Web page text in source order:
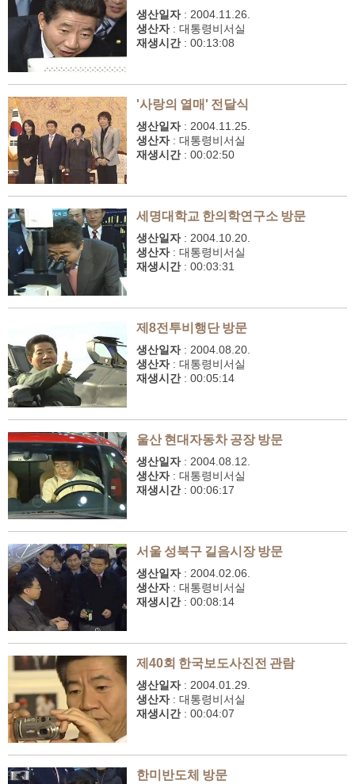
생산일자 : 2004.11.26.
생산자 : 대통령비서실
재생시간 : 00:13:08
'사랑의 열매' 전달식
생산일자 : 2004.11.25.
생산자 : 대통령비서실
재생시간 : 00:02:50
세명대학교 한의학연구소 방문
생산일자 : 2004.10.20.
생산자 : 대통령비서실
재생시간 : 00:03:31
제8전투비행단 방문
생산일자 : 2004.08.20.
생산자 : 대통령비서실
재생시간 : 00:05:14
울산 현대자동차 공장 방문
생산일자 : 2004.08.12.
생산자 : 대통령비서실
재생시간 : 00:06:17
서울 성북구 길음시장 방문
생산일자 : 2004.02.06.
생산자 : 대통령비서실
재생시간 : 00:08:14
제40회 한국보도사진전 관람
생산일자 : 2004.01.29.
생산자 : 대통령비서실
재생시간 : 00:04:07
한미반도체 방문